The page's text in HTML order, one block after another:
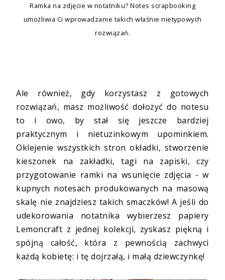
Ramka na zdjęcie w notatniku? Notes scrapbooking
umożliwia Ci wprowadzanie takich właśnie nietypowych
rozwiązań.
Ale również, gdy korzystasz z gotowych
rozwiązań, masz możliwość dołożyć do notesu
to i owo, by stał się jeszcze bardziej
praktycznym i nietuzinkowym upominkiem.
Oklejenie wszystkich stron okładki, stworzenie
kieszonek na zakładki, tagi na zapiski, czy
przygotowanie ramki na wsunięcie zdjęcia - w
kupnych notesach produkowanych na masową
skalę nie znajdziesz takich smaczków! A jeśli do
udekorowania notatnika wybierzesz papiery
Lemoncraft z jednej kolekcji, zyskasz piękną i
spójną całość, która z pewnością zachwyci
każdą kobietę: i tę dojrzałą, i małą dziewczynkę!